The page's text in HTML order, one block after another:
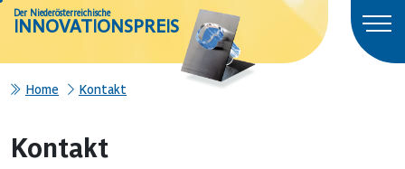
Der Niederösterreichische
INNOVATIONSPREIS
Home Kontakt
Kontakt